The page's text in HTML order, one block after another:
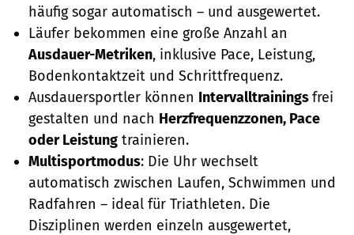
häufig sogar automatisch – und ausgewertet.
Läufer bekommen eine große Anzahl an
Ausdauer-Metriken, inklusive Pace, Leistung,
Bodenkontaktzeit und Schrittfrequenz.
Ausdauersportler können Intervalltrainingsfrei
gestalten und nach Herzfrequenzzonen, Pace
oder Leistung trainieren.
Multisportmodus: Die Uhr wechselt
automatisch zwischen Laufen, Schwimmen und
Radfahren – ideal für Triathleten. Die
Disziplinen werden einzeln ausgewertet,